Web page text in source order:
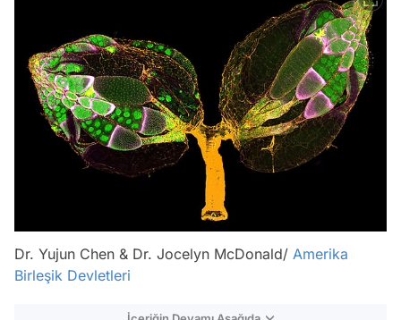
Dr. Yujun Chen & Dr. Jocelyn McDonald/ Amerika
Birleşik Devletleri